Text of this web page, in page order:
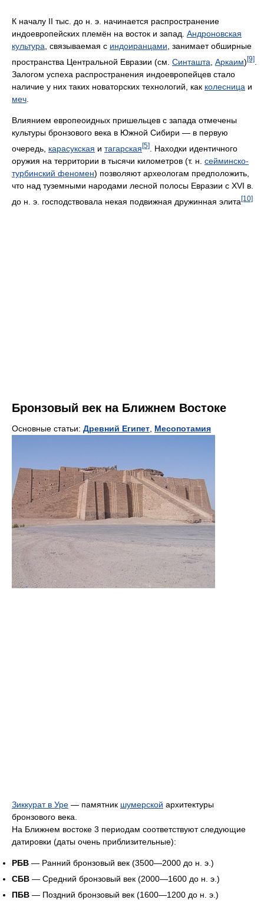
К началу II тыс. до н. э. начинается распространение
индоевропейских племён на восток и запад. Андроновская
культура, связываемая с индоиранцами, занимает обширные
пространства Центральной Евразии (см. Синташта Аркаим) [9]
Залогом успеха распространения индоевропейцев стало
наличие у них таких новаторских технологий, как колесница и
меч
Влиянием европеоидных пришельцев с запада отмечены
культуры бронзового века в Южной Сибири — в первую
очередь, карасукская и тагарская [5]
. Находки идентичного
оружия на территории в тысячи километров (т. н. сейминско-
турбинский феномен) позволяют археологам предположить,
что над туземными народами лесной полосы Евразии с XVI в.
до н. э. господствовала некая подвижная дружинная элита[10]
Бронзовый век на Ближнем Востоке
Основные статьи: Древний Египет, Месопотамия
Зиккурат в Уре — памятник шумерской архитектуры
бронзового века.
На Ближнем востоке 3 периодам соответствуют следующие
датировки (даты очень приблизительные):
РБВ — Ранний бронзовый век (3500—2000 до н. э.)
СБВ — Средний бронзовый век (2000—1600 до н. э.)
ПБВ — Поздний бронзовый век (1600—1200 до н. э.)